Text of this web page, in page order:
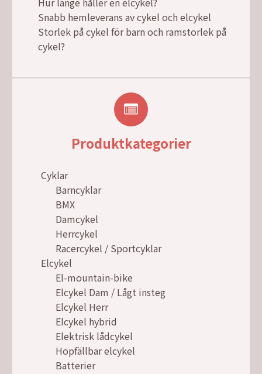
Snabb hemleverans av cykel och elcykel
Storlek på cykel för barn och ramstorlek på
cykel?
Produktkategorier
Cyklar
Barncyklar
BMX
Damcykel
Herrcykel
Racercykel / Sportcyklar
Elcykel
El-mountain-bike
Elcykel Dam / Lågt insteg
Elcykel Herr
Elcykel hybrid
Elektrisk lådcykel
Hopfällbar elcykel
Batterier